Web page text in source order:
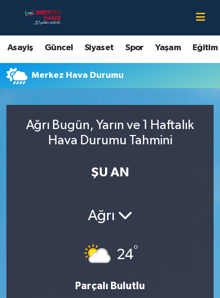
Asayiş Güncel Siyaset Spor Yaşam Eğitim
Merkez Hava Durumu
Ağrı Bugün, Yarın ve 1 Haftalık
Hava Durumu Tahmini
ŞU AN
Ağrı
24°
Parçalı Bulutlu
Asayiş
Bartın Hakkında
Çevre
Ekonomi
Bartın Nöbetçi Eczaneler
Bartın Hava Durumu
Bartin Namaz Vakitleri
Süper Lig Puan Durumu ve Fikstür